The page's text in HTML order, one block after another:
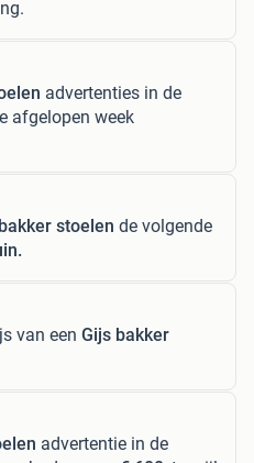
advertenties in de
afgelopen week
stoelen de volgende
van een Gijs bakker
advertentie in de